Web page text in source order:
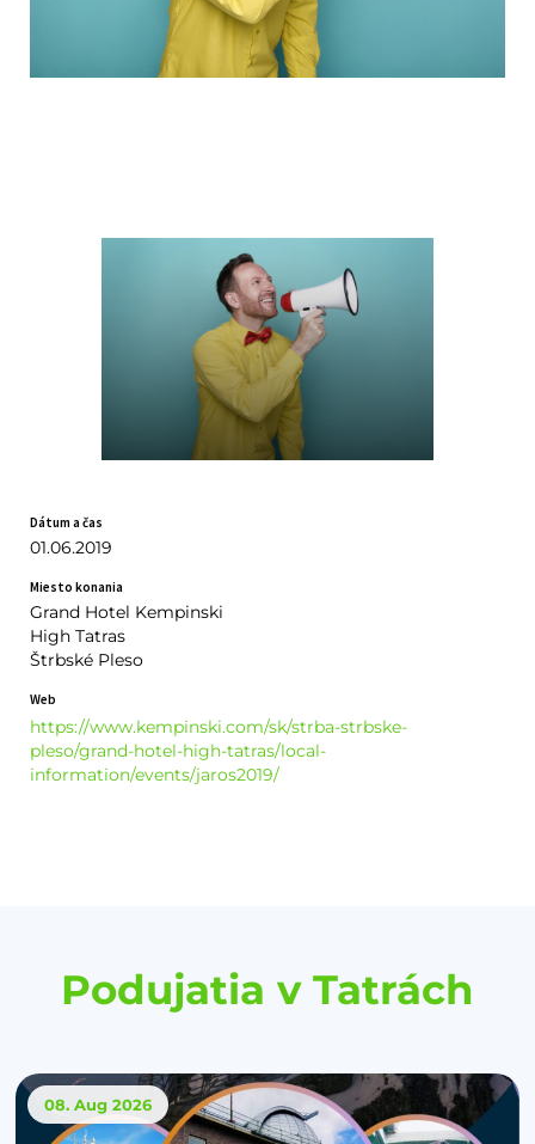
Dátum a čas
01.06.2019
Miesto konania
Grand Hotel Kempinski
High Tatras
Štrbské Pleso
Web
https://www.kempinski.com/sk/strba-strbske-
pleso/grand-hotel-high-tatras/local-
information/events/jaros2019/
Podujatia v Tatrách
08. Aug 2026